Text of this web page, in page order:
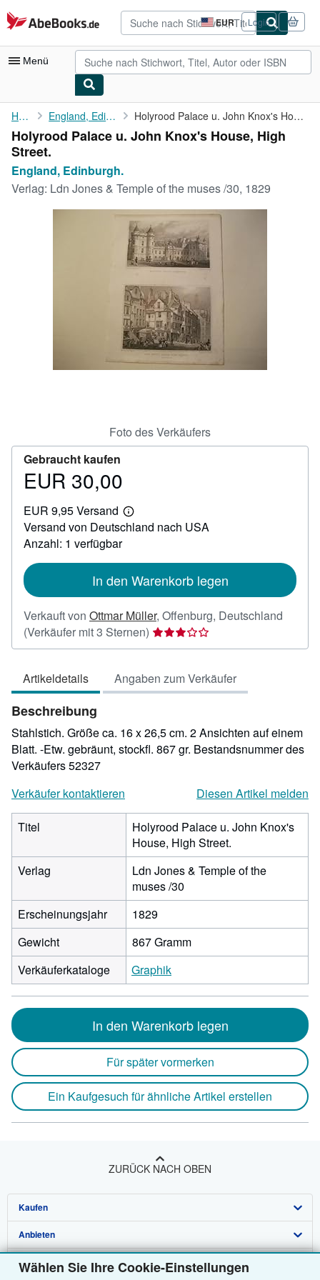
Wählen Sie Ihre Cookie-Einstellungen
Zum Hauptinhalt
AbeBooks.de EUR
Seite
der
Einkaufseinstellungen.
Login
Menü
Nutzerkonto
Meine Bestellungen
Detailsuche
Sammlungen
SCHLIESSEN
Home England, Edinburgh. Holyrood Palace u. John Knox's House, High Street.
Holyrood Palace u. John Knox's House, High
Street.
England, Edinburgh.
Verlag: Ldn Jones & Temple of the muses /30, 1829
Foto des Verkäufers
Gebraucht kaufen
Preis
30,00
EUR 30,00
EUR 9,95 Versand
Weitere
Informationen
Versand von Deutschland nach USA
Anzahl: 1 verfügbar
In den Warenkorb legen
Verkauft von Ottmar Müller, Offenburg, Deutschland
(Verkäufer mit 3 Sternen) Verkäuferbewertung
3
5
Sternen
Artikeldetails Angaben zum Verkäufer
Beschreibung
Stahlstich. Größe ca. 16 x 26,5 cm. 2 Ansichten auf einem
Blatt. -Etw. gebräunt, stockfl. 867 gr. Bestandsnummer des
Verkäufers 52327
Verkäufer kontaktieren
Diesen Artikel melden
Titel
Holyrood Palace u. John Knox's
House, High Street.
Verlag
Ldn Jones & Temple of the
muses /30
Erscheinungsjahr
1829
Gewicht
867 Gramm
Verkäuferkataloge
Graphik
In den Warenkorb legen
Für später vormerken
Ein Kaufgesuch für ähnliche Artikel erstellen
ZURÜCK NACH OBEN
Kaufen
Detailsuche
Sammlungen
Anbieten
Verkäufer werden
Über uns